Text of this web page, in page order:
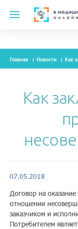
Модули
О проекте
Контакты
Главная Новости Как
Как
07.05.2018
Договор на
отношении
заказчиком и
Потребителем